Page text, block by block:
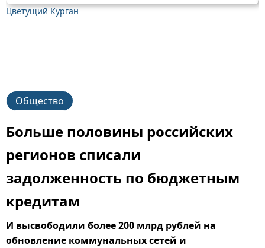
Цветущий Курган
Общество
Больше половины российских
регионов списали
задолженность по бюджетным
кредитам
И высвободили более 200 млрд рублей на
обновление коммунальных сетей и